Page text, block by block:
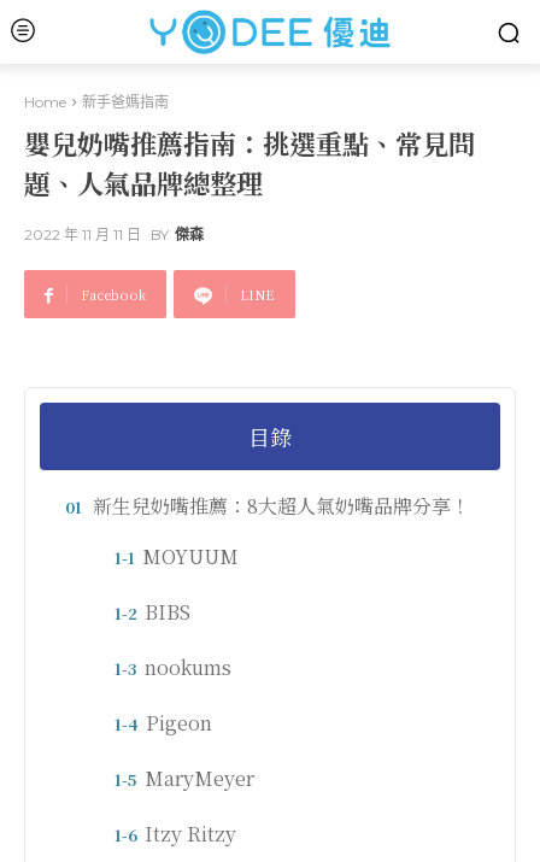
Home 新手爸媽指南
嬰兒奶嘴推薦指南：挑選重點、常見問
題、人氣品牌總整理
2022 年 11 月 11 日 BY 傑森
Facebook LINE
目錄
01 新生兒奶嘴推薦：8大超人氣奶嘴品牌分享！
1-1 MOYUUM
1-2 BIBS
1-3 nookums
1-4 Pigeon
1-5 MaryMeyer
1-6 Itzy Ritzy